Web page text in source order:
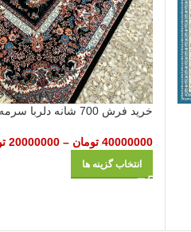
خرید فرش 700 شانه دلربا سرمه‌ای
40000000 تومان –
20000000
انتخاب گزینه ها